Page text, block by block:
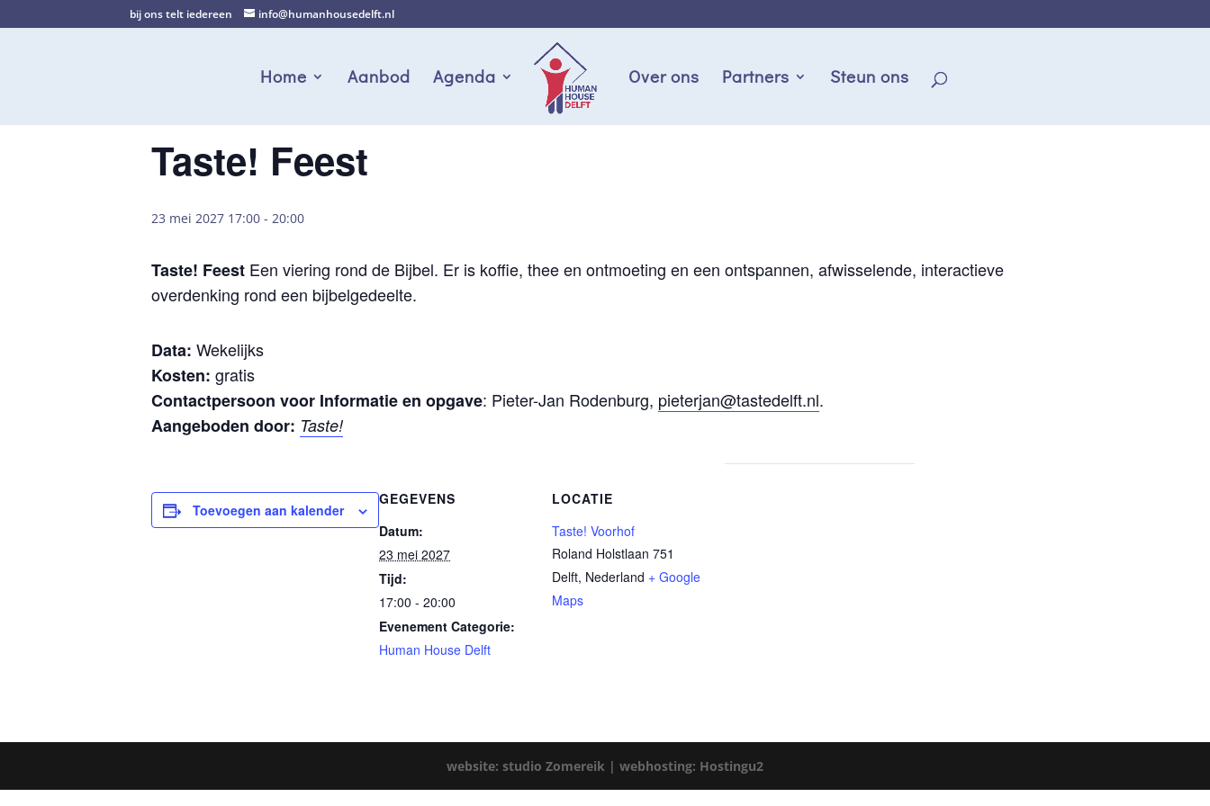
bij ons telt iedereen info@humanhousedelft.nl
Home Aanbod Agenda Over ons Partners Steun ons
Taste! Feest
23 mei 2027 17:00 - 20:00
Taste! Feest Een viering rond de Bijbel. Er is koffie, thee en ontmoeting en een ontspannen, afwisselende, interactieve
overdenking rond een bijbelgedeelte.
Data: Wekelijks
Kosten: gratis
Contactpersoon voor Informatie en opgave: Pieter-Jan Rodenburg, pieterjan@tastedelft.nl.
Aangeboden door: Taste!
Toevoegen aan kalender
GEGEVENS
Datum:
23 mei 2027
Tijd:
17:00 - 20:00
Evenement Categorie:
Human House Delft
LOCATIE
Taste! Voorhof
Roland Holstlaan 751
Delft, Nederland + Google
Maps
website: studio Zomereik | webhosting: Hostingu2